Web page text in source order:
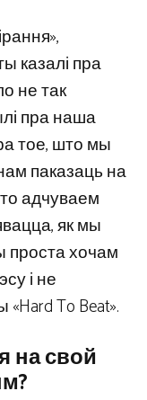
казалі пра
не так
пра наша
тое, што мы
паказаць на
адчуваем
як мы
проста хочам
і не
To Beat».
на свой